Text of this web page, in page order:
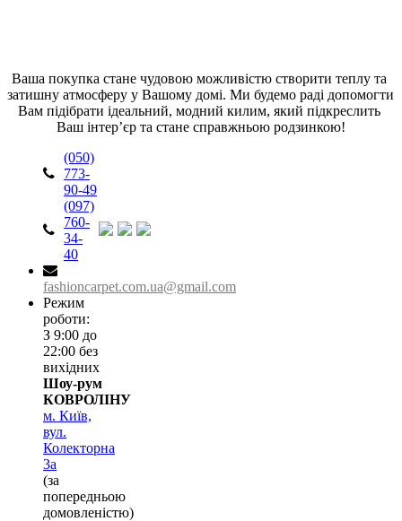
Ваша покупка стане чудовою можливістю створити теплу та
затишну атмосферу у Вашому домі. Ми будемо раді допомогти
Вам підібрати ідеальний, модний килим, який підкреслить
Ваш інтер’єр та стане справжньою родзинкою!
(050)
773-
90-49
(097)
760-
34-
40
fashioncarpet.com.ua@gmail.com
Режим
роботи:
З 9:00 до
22:00 без
вихідних
Шоу-рум
КОВРОЛІНУ
м. Київ,
вул.
Колекторна
3а
(за
попередньою
домовленістю)